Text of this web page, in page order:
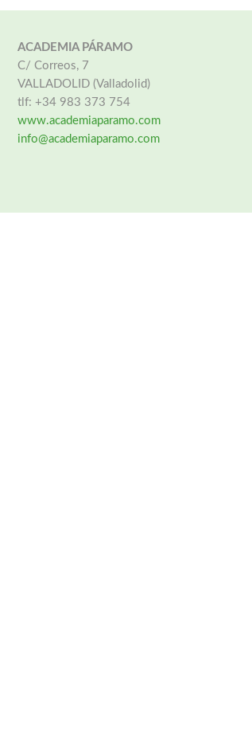
ACADEMIA PÁRAMO
C/ Correos, 7
VALLADOLID (Valladolid)
tlf: +34 983 373 754
www.academiaparamo.com
info@academiaparamo.com